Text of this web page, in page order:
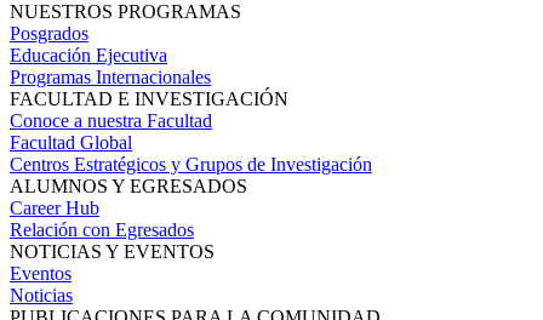
NUESTROS PROGRAMAS
Posgrados
Educación Ejecutiva
Programas Internacionales
FACULTAD E INVESTIGACIÓN
Conoce a nuestra Facultad
Facultad Global
Centros Estratégicos y Grupos de Investigación
ALUMNOS Y EGRESADOS
Career Hub
Relación con Egresados
NOTICIAS Y EVENTOS
Eventos
Noticias